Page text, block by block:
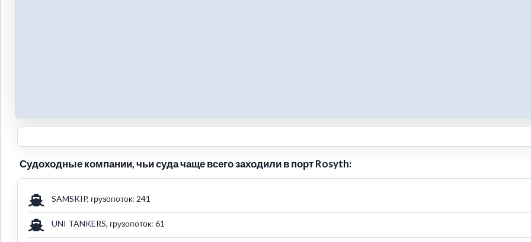
Судоходные компании, чьи суда чаще всего заходили в порт Rosyth:
SAMSKIP, грузопоток: 241
UNI TANKERS, грузопоток: 61